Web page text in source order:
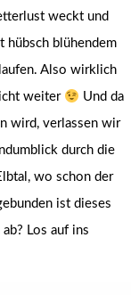
weckt und
hübsch blühendem
Also wirklich
weiter
Und da
wird, verlassen wir
durch die
wo schon der
ist dieses
Los auf ins